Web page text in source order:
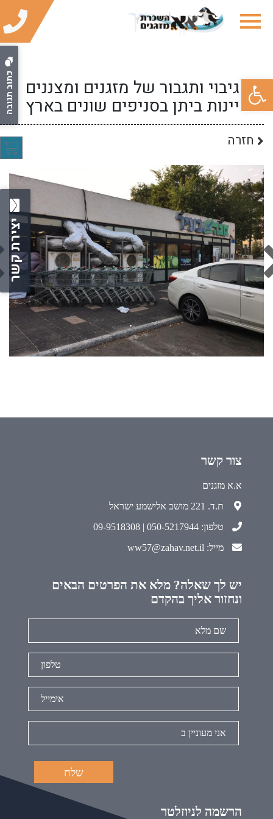
פתח סרגל נגישות
יצירת קשר
כתוב תגובה גיבוי ותגבור של מזגנים ומצננים
יינות ביתן בסניפים שונים בארץ
חזרה
צור קשר
א.א מזגנים
ת.ד. 221 מושב אלישמע ישראל
טלפון: 050-5217944 | 09-9518308
מייל: ww57@zahav.net.il
יש לך שאלה? מלא את הפרטים הבאים
ונחזור אליך בהקדם
הרשמה לניוזלטר